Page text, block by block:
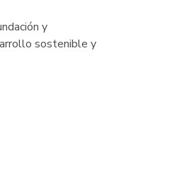
y
sostenible y